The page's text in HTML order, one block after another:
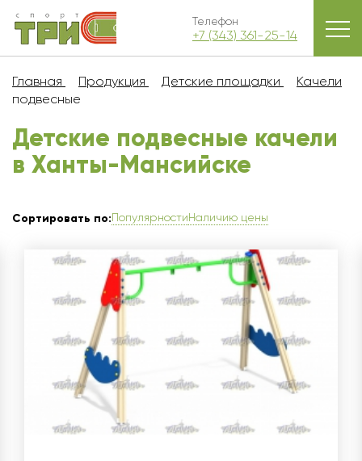
Телефон
+7 (343) 361-25-14
Главная Продукция Детские площадки
Качели
подвесные
Детские подвесные качели
в Ханты-Мансийске
Сортировать по:ПопулярностиНаличию цены